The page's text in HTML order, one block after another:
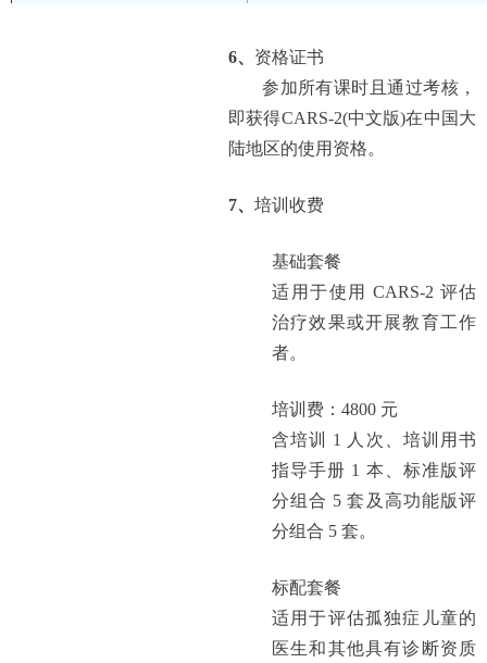
6、 资格证书
参加所有课时且通过考核，
即获得CARS-2(中文版)在中国大
陆地区的使用资格。
7、 培训收费
基础套餐
适用于使用 CARS-2 评估
治疗效果或开展教育工作
者。
培训费：4800 元
含培训 1 人次、培训用书
指导手册 1 本、标准版评
分组合 5 套及高功能版评
分组合 5 套。
标配套餐
适用于评估孤独症儿童的
医生和其他具有诊断资质